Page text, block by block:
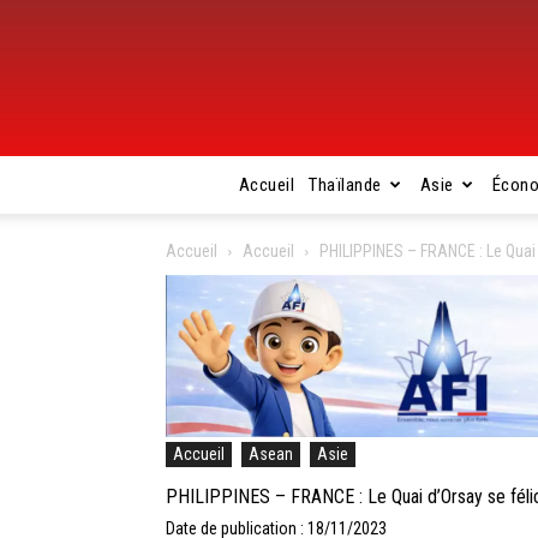
Accueil Thaïlande Asie
Accueil Accueil PHILIPPINES – FRANCE : Le
Accueil Asean Asie
PHILIPPINES – FRANCE : Le Quai d’Orsay se
Date de publication : 18/11/2023